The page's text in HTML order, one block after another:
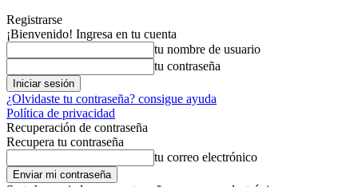
Registrarse
¡Bienvenido! Ingresa en tu cuenta
tu nombre de usuario
tu contraseña
¿Olvidaste tu contraseña? consigue ayuda
Política de privacidad
Recuperación de contraseña
Recupera tu contraseña
tu correo electrónico